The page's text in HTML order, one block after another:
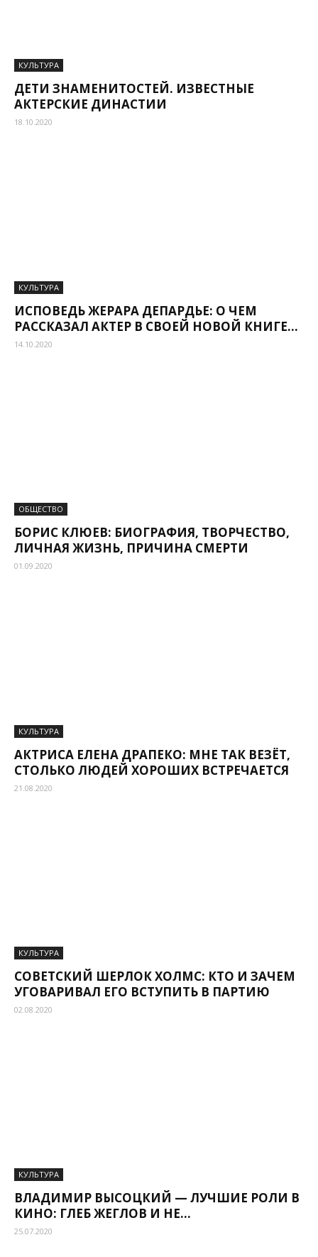
КУЛЬТУРА
ДЕТИ ЗНАМЕНИТОСТЕЙ. ИЗВЕСТНЫЕ
АКТЕРСКИЕ ДИНАСТИИ
18.10.2020
КУЛЬТУРА
ИСПОВЕДЬ ЖЕРАРА ДЕПАРДЬЕ: О ЧЕМ
РАССКАЗАЛ АКТЕР В СВОЕЙ НОВОЙ КНИГЕ...
14.10.2020
ОБЩЕСТВО
БОРИС КЛЮЕВ: БИОГРАФИЯ, ТВОРЧЕСТВО,
ЛИЧНАЯ ЖИЗНЬ, ПРИЧИНА СМЕРТИ
01.09.2020
КУЛЬТУРА
АКТРИСА ЕЛЕНА ДРАПЕКО: МНЕ ТАК ВЕЗЁТ,
СТОЛЬКО ЛЮДЕЙ ХОРОШИХ ВСТРЕЧАЕТСЯ
21.08.2020
КУЛЬТУРА
СОВЕТСКИЙ ШЕРЛОК ХОЛМС: КТО И ЗАЧЕМ
УГОВАРИВАЛ ЕГО ВСТУПИТЬ В ПАРТИЮ
02.08.2020
КУЛЬТУРА
ВЛАДИМИР ВЫСОЦКИЙ — ЛУЧШИЕ РОЛИ В
КИНО: ГЛЕБ ЖЕГЛОВ И НЕ...
25.07.2020